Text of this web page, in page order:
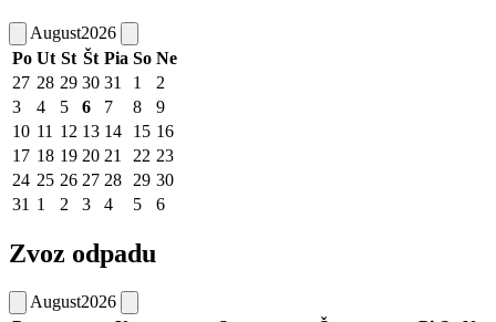
August2026
Po Ut St Št Pia So Ne
27 28 29 30 31 1
2
3
4 5 6 7 8
9
10 11 12 13 14 15 16
17 18 19 20 21 22 23
24 25 26 27 28 29 30
31 1 2 3 4 5 6
Zvoz odpadu
August2026